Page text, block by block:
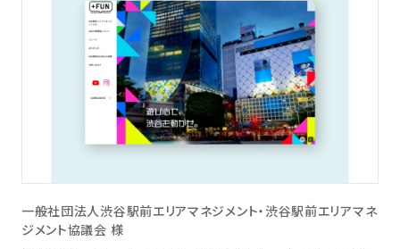
一般社団法人渋谷駅前エリアマネジメント・渋谷駅前エリアマネ
ジメント協議会 様